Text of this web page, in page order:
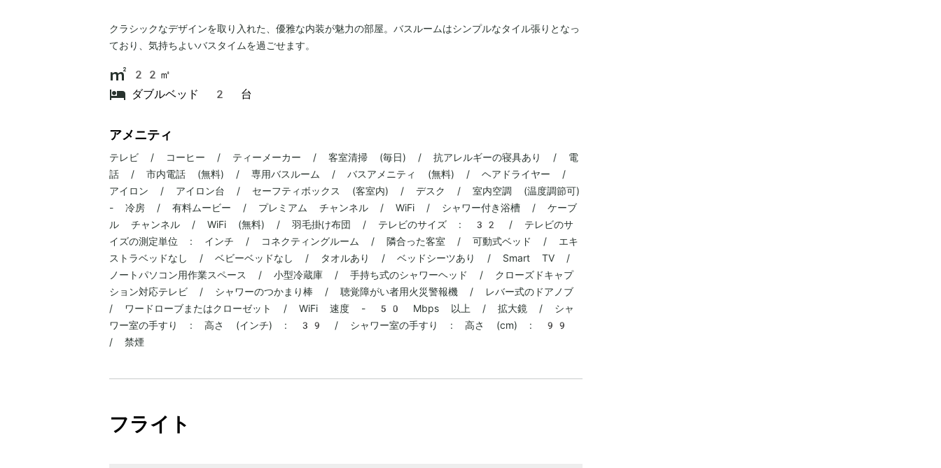
クラシックなデザインを取り入れた、優雅な内装が魅力の部屋。バスルームはシンプルなタイル張りとなっ
ており、気持ちよいバスタイムを過ごせます。
22㎡
ダブルベッド 2 台
アメニティ
テレビ / コーヒー / ティーメーカー / 客室清掃 (毎日) / 抗アレルギーの寝具あり / 電
話 / 市内電話 (無料) / 専用バスルーム / バスアメニティ (無料) / ヘアドライヤー /
アイロン / アイロン台 / セーフティボックス (客室内) / デスク / 室内空調 (温度調節可)
- 冷房 / 有料ムービー / プレミアム チャンネル / WiFi / シャワー付き浴槽 / ケーブ
ル チャンネル / WiFi (無料) / 羽毛掛け布団 / テレビのサイズ : 32 / テレビのサ
イズの測定単位 : インチ / コネクティングルーム / 隣合った客室 / 可動式ベッド / エキ
ストラベッドなし / ベビーベッドなし / タオルあり / ベッドシーツあり / Smart TV /
ノートパソコン用作業スペース / 小型冷蔵庫 / 手持ち式のシャワーヘッド / クローズドキャプ
ション対応テレビ / シャワーのつかまり棒 / 聴覚障がい者用火災警報機 / レバー式のドアノブ
/ ワードローブまたはクローゼット / WiFi 速度 - 50 Mbps 以上 / 拡大鏡 / シャ
ワー室の手すり : 高さ (インチ) : 39 / シャワー室の手すり : 高さ (cm) : 99
/ 禁煙
フライト